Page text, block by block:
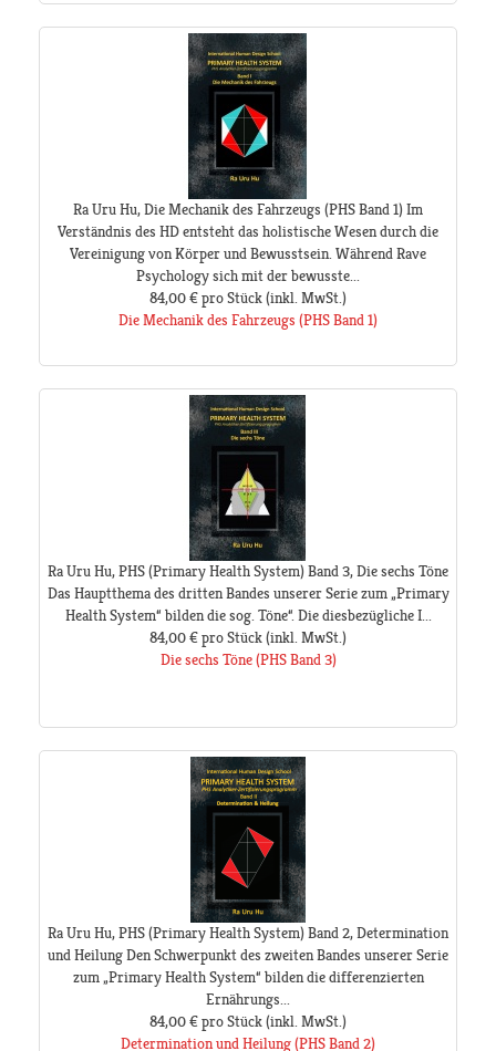
Ra Uru Hu, Die Mechanik des Fahrzeugs (PHS Band 1) Im
Verständnis des HD entsteht das holistische Wesen durch die
Vereinigung von Körper und Bewusstsein. Während Rave
Psychology sich mit der bewusste...
84,00 €pro Stück(inkl. MwSt.)
Die Mechanik des Fahrzeugs (PHS Band 1)
Ra Uru Hu, PHS (Primary Health System) Band 3, Die sechs Töne
Das Hauptthema des dritten Bandes unserer Serie zum „Primary
Health System“ bilden die sog. Töne“. Die diesbezügliche I...
84,00 €pro Stück(inkl. MwSt.)
Die sechs Töne (PHS Band 3)
Ra Uru Hu, PHS (Primary Health System) Band 2, Determination
und Heilung Den Schwerpunkt des zweiten Bandes unserer Serie
zum „Primary Health System“ bilden die differenzierten
Ernährungs...
84,00 €pro Stück(inkl. MwSt.)
Determination und Heilung (PHS Band 2)